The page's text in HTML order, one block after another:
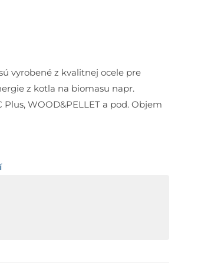
vyrobené z kvalitnej ocele pre
z kotla na biomasu napr.
Plus, WOOD&PELLET a pod. Objem